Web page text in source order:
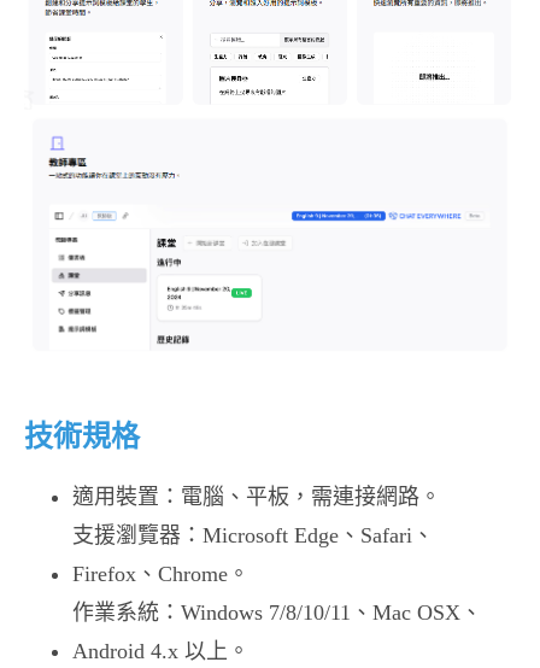
技術規格
適用裝置：​電腦、平板，需連接網路。​
支援瀏覽器：​Microsoft Edge、Safari、
Firefox、Chrome。​
作業系統：​Windows 7/8/10/11、Mac OSX、
Android 4.x 以上。